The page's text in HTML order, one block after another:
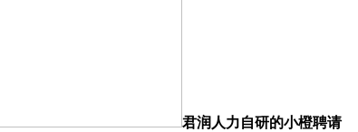
君润人力自研的小橙聘请